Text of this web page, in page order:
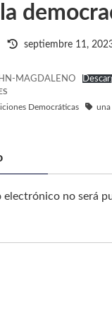
Última
actualización
septiembre 11,
MAGDALENO
Democráticas una
electrónico no será